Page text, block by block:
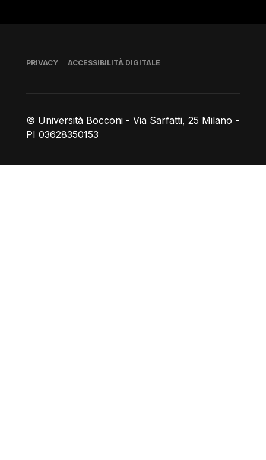
© Università Bocconi - Via Sarfatti, 25 Milano -
PI 03628350153
Piè di pagina
PRIVACY ACCESSIBILITÀ DIGITALE